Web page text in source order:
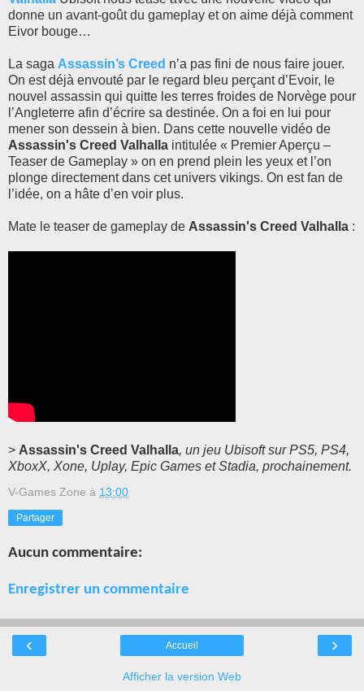
donne un avant-goût du gameplay et on aime déjà comment
Eivor bouge…
La saga Assassin’s Creed n’a pas fini de nous faire jouer.
On est déjà envouté par le regard bleu perçant d’Evoir, le
nouvel assassin qui quitte les terres froides de Norvège pour
l’Angleterre afin d’écrire sa destinée. On a foi en lui pour
mener son dessein à bien. Dans cette nouvelle vidéo de
Assassin's Creed Valhalla intitulée « Premier Aperçu –
Teaser de Gameplay » on en prend plein les yeux et l’on
plonge directement dans cet univers vikings. On est fan de
l’idée, on a hâte d’en voir plus.
Mate le teaser de gameplay de Assassin's Creed Valhalla :
> Assassin's Creed Valhalla, un jeu Ubisoft sur PS5, PS4,
XboxX, Xone, Uplay, Epic Games et Stadia, prochainement.
V-Games Zone à 13:00
Partager
Aucun commentaire:
Enregistrer un commentaire
‹ ›
Accueil
Afficher la version Web